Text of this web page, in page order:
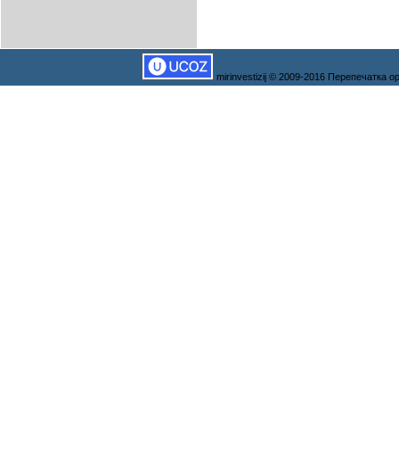
mirinvestizij © 2009-2016 Перепечатка